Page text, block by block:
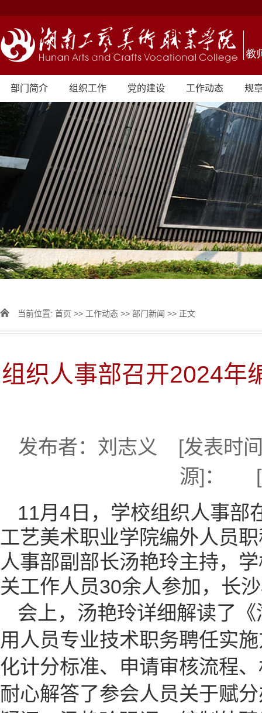
部门简介 组织工作 党的建设 工作动态 规
当前位置: 首页 >> 工作动态 >> 部门新闻 >> 正文
组织人事部召开2024年
发布者：刘志义 [发表时
源]： [
11月4日，学校组织人事部
工艺美术职业学院编外人员
人事部副部长汤艳玲主持，
关工作人员30余人参加，长
会上，汤艳玲详细解读了
用人员专业技术职务聘任实
化计分标准、申请审核流程
耐心解答了参会人员关于赋